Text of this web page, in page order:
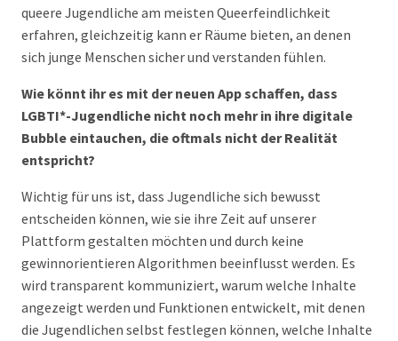
queere Jugendliche am meisten Queerfeindlichkeit
erfahren, gleichzeitig kann er Räume bieten, an denen
sich junge Menschen sicher und verstanden fühlen.
Wie könnt ihr es mit der neuen App schaffen, dass
LGBTI*-Jugendliche nicht noch mehr in ihre digitale
Bubble eintauchen, die oftmals nicht der Realität
entspricht?
Wichtig für uns ist, dass Jugendliche sich bewusst
entscheiden können, wie sie ihre Zeit auf unserer
Plattform gestalten möchten und durch keine
gewinnorientieren Algorithmen beeinflusst werden. Es
wird transparent kommuniziert, warum welche Inhalte
angezeigt werden und Funktionen entwickelt, mit denen
die Jugendlichen selbst festlegen können, welche Inhalte